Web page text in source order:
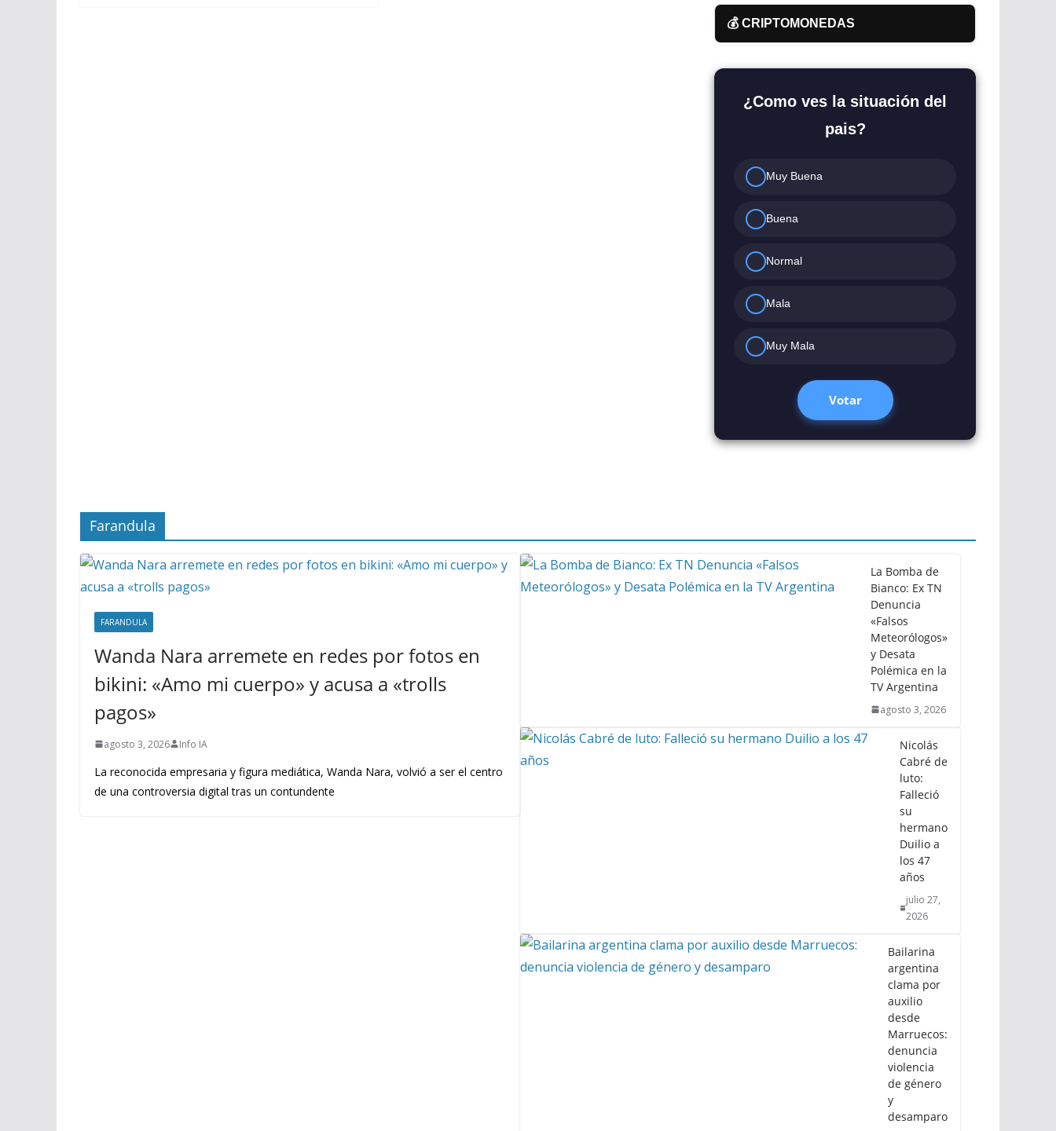
💰 CRIPTOMONEDAS
¿Como ves la situación del
pais?
Muy Buena
Buena
Normal
Mala
Muy Mala
Votar
Farandula
FARANDULA
Wanda Nara arremete en redes por fotos en
bikini: «Amo mi cuerpo» y acusa a «trolls
pagos»
agosto 3, 2026 Info IA
La reconocida empresaria y figura mediática, Wanda Nara, volvió a ser el centro
de una controversia digital tras un contundente
La Bomba de
Bianco: Ex TN
Denuncia
«Falsos
Meteorólogos»
y Desata
Polémica en la
TV Argentina
agosto 3, 2026
Nicolás
Cabré de
luto:
Falleció
su
hermano
Duilio a
los 47
años
julio 27,
2026
Bailarina
argentina
clama por
auxilio
desde
Marruecos:
denuncia
violencia
de género
y
desamparo